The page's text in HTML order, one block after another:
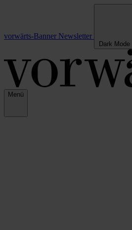
vorwärts-Banner Newsletter
Dark Mode
Menü